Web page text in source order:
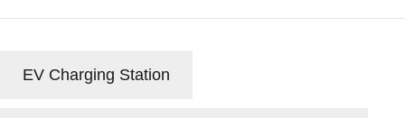
EV Charging Station